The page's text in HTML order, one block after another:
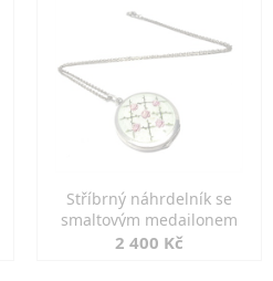
Stříbrný náhrdelník se
smaltovým medailonem
2 400 Kč